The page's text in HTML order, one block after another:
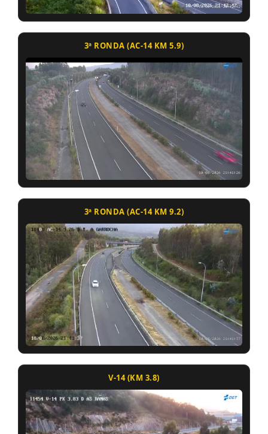
3ª RONDA (AC-14 KM 5.9)
3ª RONDA (AC-14 KM 9.2)
V-14 (KM 3.8)